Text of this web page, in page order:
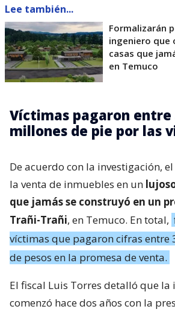
Lee también...
Formalizarán
ingeniero que
casas que
en Temuco
Víctimas pagaron entre
millones de pie por las
De acuerdo con la investigación,
la venta de inmuebles en un
que jamás se construyó en un
Trañi-Trañi, en Temuco. En total,
víctimas que pagaron cifras entre
de pesos en la promesa de venta.
El fiscal Luis Torres detalló que la
comenzó hace dos años con la